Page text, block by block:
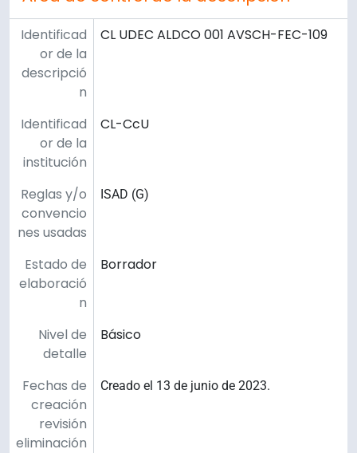
Identificad
or de la
descripció
n
CL UDEC ALDCO 001 AVSCH-FEC-109
Identificad
or de la
institución
CL-CcU
Reglas y/o
convencio
nes usadas
ISAD (G)
Estado de
elaboració
n
Borrador
Nivel de
detalle
Básico
Fechas de
creación
revisión
eliminación
Creado el 13 de junio de 2023.